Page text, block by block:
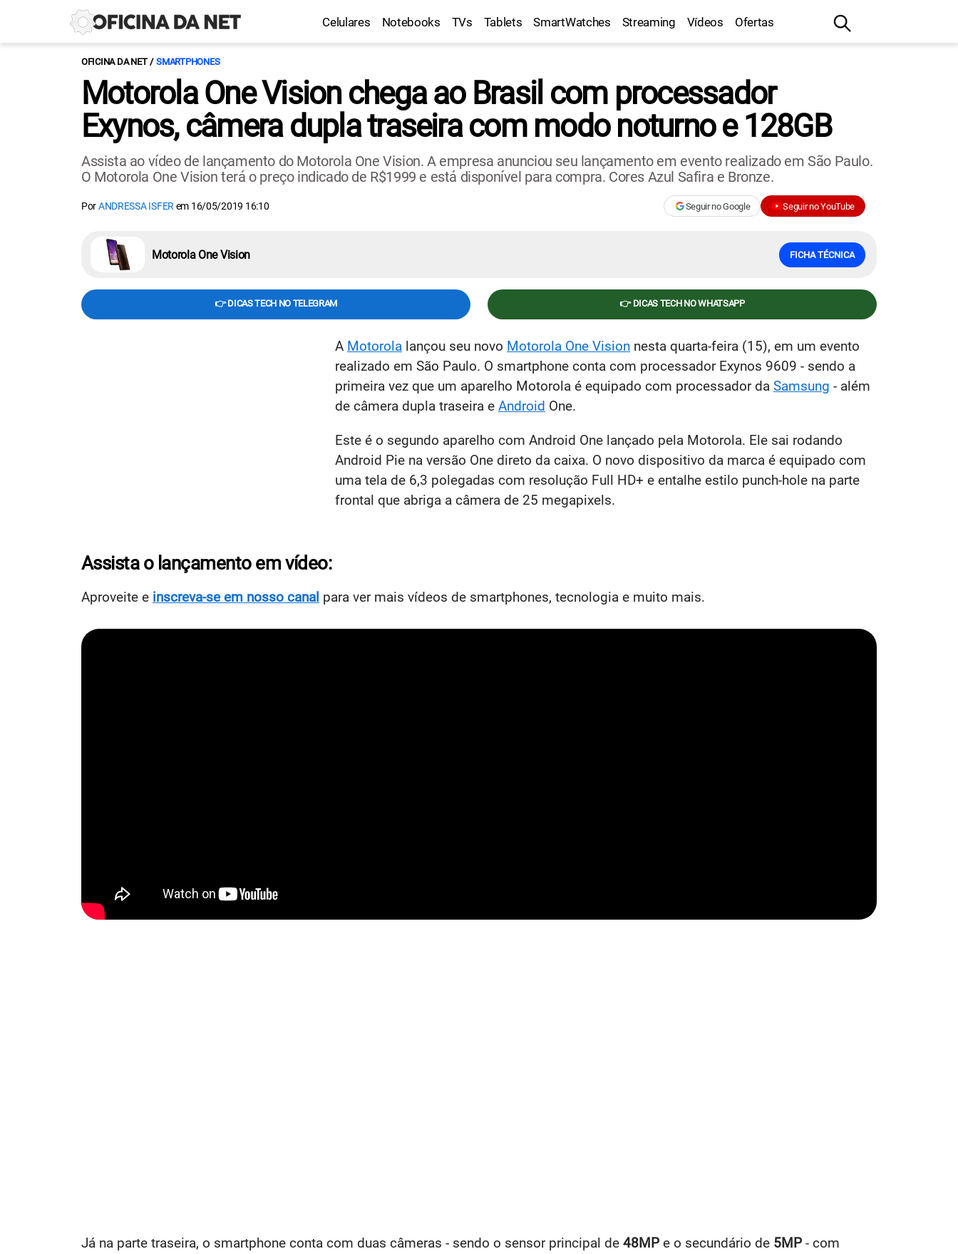
Celulares Notebooks TVs Tablets SmartWatches Streaming Vídeos Ofertas
OFICINA DA NET SMARTPHONES
Motorola One Vision chega ao Brasil com processador
Exynos, câmera dupla traseira com modo noturno e 128GB
Assista ao vídeo de lançamento do Motorola One Vision. A empresa anunciou seu lançamento em evento realizado em São Paulo.
O Motorola One Vision terá o preço indicado de R$1999 e está disponível para compra. Cores Azul Safira e Bronze.
PorANDRESSA ISFER em 16/05/2019 16:10 Seguir no Google Seguir no YouTube
Motorola One Vision FICHA TÉCNICA
👉 DICAS TECH NO TELEGRAM 👉 DICAS TECH NO WHATSAPP
A Motorola lançou seu novo Motorola One Vision nesta quarta-feira (15), em um evento
realizado em São Paulo. O smartphone conta com processador Exynos 9609 - sendo a
primeira vez que um aparelho Motorola é equipado com processador da Samsung - além
de câmera dupla traseira e Android One.
Este é o segundo aparelho com Android One lançado pela Motorola. Ele sai rodando
Android Pie na versão One direto da caixa. O novo dispositivo da marca é equipado com
uma tela de 6,3 polegadas com resolução Full HD+ e entalhe estilo punch-hole na parte
frontal que abriga a câmera de 25 megapixels.
Assista o lançamento em vídeo:
Aproveite e inscreva-se em nosso canal para ver mais vídeos de smartphones, tecnologia e muito mais.
Já na parte traseira, o smartphone conta com duas câmeras - sendo o sensor principal de 48MP e o secundário de 5MP - com